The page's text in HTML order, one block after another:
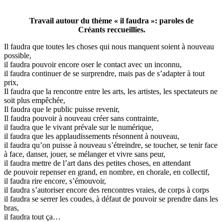
Travail autour du thème « il faudra »: paroles de
Créants reccueillies.
Il faudra que toutes les choses qui nous manquent soient à nouveau
possible,
il faudra pouvoir encore oser le contact avec un inconnu,
il faudra continuer de se surprendre, mais pas de s’adapter à tout
prix,
Il faudra que la rencontre entre les arts, les artistes, les spectateurs ne
soit plus empêchée,
Il faudra que le public puisse revenir,
Il faudra pouvoir à nouveau créer sans contrainte,
il faudra que le vivant prévale sur le numérique,
il faudra que les applaudissements résonnent à nouveau,
il faudra qu’on puisse à nouveau s’étreindre, se toucher, se tenir face
à face, danser, jouer, se mélanger et vivre sans peur,
il faudra mettre de l’art dans des petites choses, en attendant
de pouvoir repenser en grand, en nombre, en chorale, en collectif,
il faudra rire encore, s’émouvoir,
il faudra s’autoriser encore des rencontres vraies, de corps à corps
il faudra se serrer les coudes, à défaut de pouvoir se prendre dans les
bras,
il faudra tout ça…